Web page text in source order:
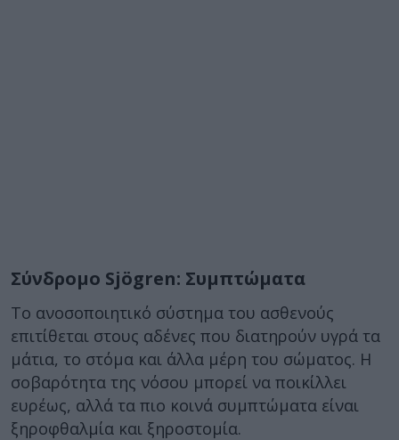
Σύνδρομο Sjögren: Συμπτώματα
Το ανοσοποιητικό σύστημα του ασθενούς
επιτίθεται στους αδένες που διατηρούν υγρά τα
μάτια, το στόμα και άλλα μέρη του σώματος. Η
σοβαρότητα της νόσου μπορεί να ποικίλλει
ευρέως, αλλά τα πιο κοινά συμπτώματα είναι
ξηροφθαλμία και ξηροστομία.